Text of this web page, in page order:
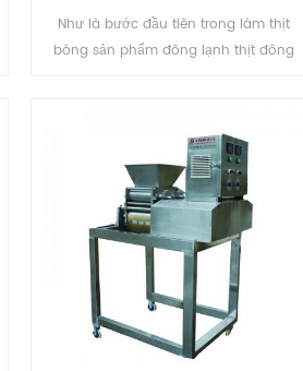
Như là bước đầu tiên trong làm thịt
bóng sản phẩm đông lạnh thịt đông
từng mảnh(mà không tan băng)
ĐỌC THÊM